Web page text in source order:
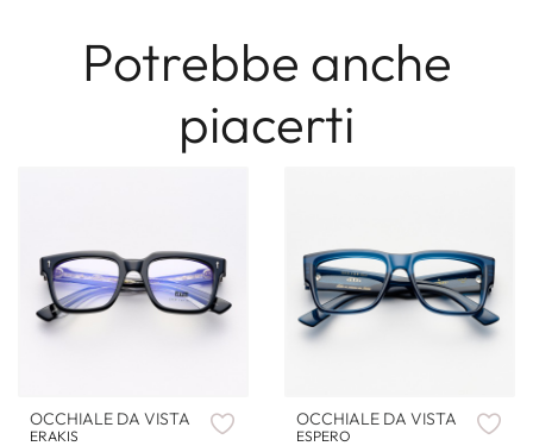
Potrebbe anche
piacerti
OCCHIALE DA VISTA
ERAKIS
OCCHIALE DA VISTA
ESPERO